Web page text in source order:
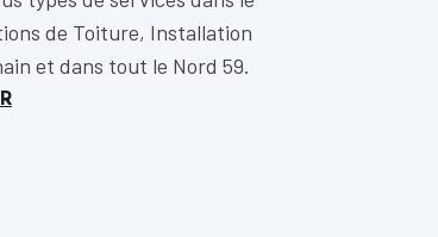
de Toiture, Installation
et dans tout le Nord 59.